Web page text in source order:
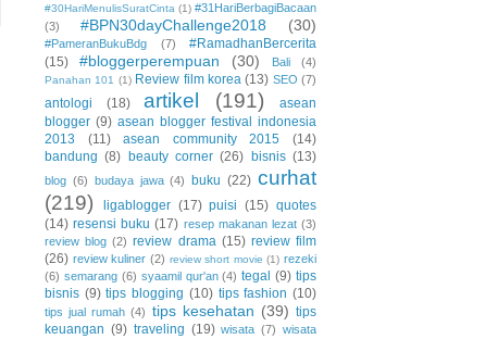
#30HariMenulisSuratCinta (1) #31HariBerbagiBacaan
(3)
#BPN30dayChallenge2018 (30)
#PameranBukuBdg (7)
#RamadhanBercerita
(15)
#bloggerperempuan (30) Bali (4)
Panahan 101 (1) Review film korea (13) SEO (7)
antologi (18) artikel (191)
asean
blogger (9) asean blogger festival indonesia
2013
(11) asean community 2015
(14)
bandung (8) beauty corner (26) bisnis (13)
blog (6) budaya jawa (4) buku (22) curhat
(219)
ligablogger (17) puisi (15) quotes
(14) resensi buku (17) resep makanan lezat (3)
review blog (2) review drama (15) review film
(26) review kuliner (2) review short movie (1) rezeki
(6) semarang (6) syaamil qur'an (4) tegal (9) tips
bisnis (9) tips blogging (10) tips fashion (10)
tips jual rumah (4) tips kesehatan (39) tips
keuangan (9) traveling (19) wisata (7) wisata